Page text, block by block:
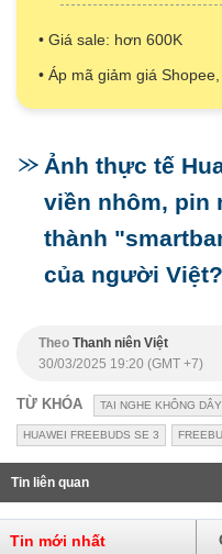
• Giá sale: hơn 600K
• Áp mã giảm giá
Ảnh thực tế
viền nhôm, pin
thành
của người Việt?
Theo Thanh niên Việt
30/03/2025 19:20 (GMT +7)
TỪ KHÓA TAI NGHE KHÔNG DÂY
HUAWEI FREEBUDS SE 3
Tin liên quan
Tin mới nhất